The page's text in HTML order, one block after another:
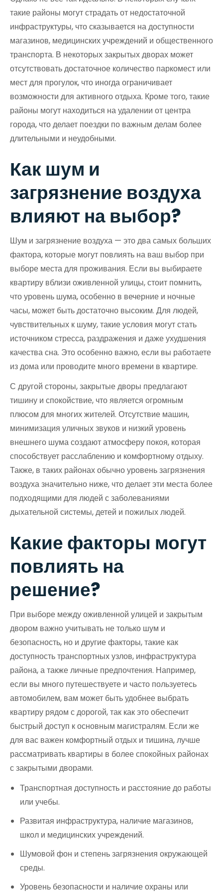
такие районы могут страдать от недостаточной
инфраструктуры, что сказывается на доступности
магазинов, медицинских учреждений и общественного
транспорта. В некоторых закрытых дворах может
отсутствовать достаточное количество паркомест или
мест для прогулок, что иногда ограничивает
возможности для активного отдыха. Кроме того, такие
районы могут находиться на удалении от центра
города, что делает поездки по важным делам более
длительными и неудобными.
Как шум и
загрязнение воздуха
влияют на выбор?
Шум и загрязнение воздуха — это два самых больших
фактора, которые могут повлиять на ваш выбор при
выборе места для проживания. Если вы выбираете
квартиру вблизи оживленной улицы, стоит помнить,
что уровень шума, особенно в вечерние и ночные
часы, может быть достаточно высоким. Для людей,
чувствительных к шуму, такие условия могут стать
источником стресса, раздражения и даже ухудшения
качества сна. Это особенно важно, если вы работаете
из дома или проводите много времени в квартире.
С другой стороны, закрытые дворы предлагают
тишину и спокойствие, что является огромным
плюсом для многих жителей. Отсутствие машин,
минимизация уличных звуков и низкий уровень
внешнего шума создают атмосферу покоя, которая
способствует расслаблению и комфортному отдыху.
Также, в таких районах обычно уровень загрязнения
воздуха значительно ниже, что делает эти места более
подходящими для людей с заболеваниями
дыхательной системы, детей и пожилых людей.
Какие факторы могут
повлиять на
решение?
При выборе между оживленной улицей и закрытым
двором важно учитывать не только шум и
безопасность, но и другие факторы, такие как
доступность транспортных узлов, инфраструктура
района, а также личные предпочтения. Например,
если вы много путешествуете и часто пользуетесь
автомобилем, вам может быть удобнее выбрать
квартиру рядом с дорогой, так как это обеспечит
быстрый доступ к основным магистралям. Если же
для вас важен комфортный отдых и тишина, лучше
рассматривать квартиры в более спокойных районах
с закрытыми дворами.
Транспортная доступность и расстояние до работы
или учебы.
Развитая инфраструктура, наличие магазинов,
школ и медицинских учреждений.
Шумовой фон и степень загрязнения окружающей
среды.
Уровень безопасности и наличие охраны или